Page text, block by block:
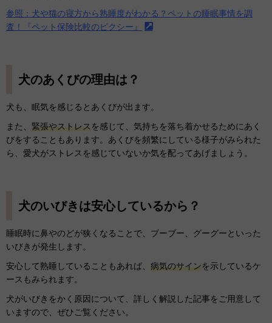
参照：犬や猫の寝方から熟睡度がわかる？ペットの睡眠事情を調
査！『ペット保険比較のピクシー』
犬のあくびの理由は？
犬も、眠気を感じるとあくびが出ます。
また、 緊張やストレスを感じて、気持ちを落ち着かせるためにあく
びをすることもあります。あくびを頻繁にしている様子がみられた
ら、愛犬がストレスを感じていないか気を配ってあげましょう。
犬のいびきは安心しているから？
睡眠時に鼻やのどが狭くなることで、ブーブー、グーグーといった
いびきが発生します。
安心して熟睡していることもあれば、 病気のサインを示しているケ
ースもみられます。
犬がいびきをかく原因について、詳しく解説した記事をご用意して
いますので、ぜひご覧ください。